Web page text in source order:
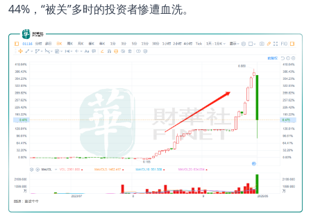
44%，“被关”多时的投资者惨遭血洗。